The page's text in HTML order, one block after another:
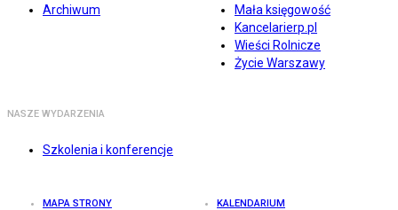
Archiwum
Mała księgowość
Kancelarierp.pl
Wieści Rolnicze
Życie Warszawy
NASZE WYDARZENIA
Szkolenia i konferencje
MAPA STRONY KALENDARIUM